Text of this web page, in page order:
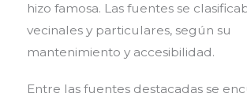
hizo famosa. Las fuentes se
vecinales y particulares, según su
mantenimiento y accesibilidad.
Entre las fuentes destacadas se